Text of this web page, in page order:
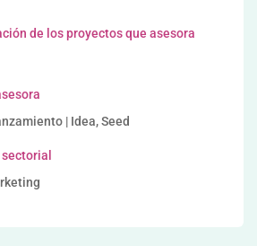
de los proyectos que asesora
| Idea, Seed